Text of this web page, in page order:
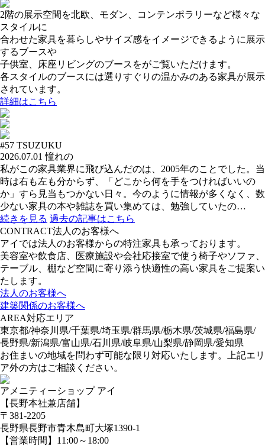
2階の展示空間を北欧、モダン、コンテンポラリーなど様々な
スタイルに
合わせた家具を暮らしやサイズ感をイメージできるように展示
するブースや
子供室、床座リビングのブースをがご覧いただけます。
各スタイルのブースには選りすぐりの温かみのある家具が展示
されています。
詳細はこちら
#57 TSUZUKU
2026.07.01 憧れの
私がこの家具業界に飛び込んだのは、2005年のことでした。当
時は右も左も分からず、「どこから何を手をつければいいの
か」すら見当もつかない日々。今のように情報が多くなく、数
少ない家具の本や雑誌を買い集めては、勉強していたの…
続きを見る 過去の記事はこちら
CONTRACT法人のお客様へ
アイでは法人のお客様からの特注家具も承っております。
美容室や飲食店、医療施設や会社応接室で使う椅子やソファ、
テーブル、棚など空間に寄り添う快適性の高い家具をご提案い
たします。
法人のお客様へ
建築関係のお客様へ
AREA対応エリア
東京都/神奈川県/千葉県/埼玉県/群馬県/栃木県/茨城県/福島県/
長野県/新潟県/富山県/石川県/岐阜県/山梨県/静岡県/愛知県
お住まいの地域を問わず可能な限り対応いたします。上記エリ
ア外の方はご相談ください。
アメニティーショップ アイ
【長野本社兼店舗】
〒381-2205
長野県長野市青木島町大塚1390-1
【営業時間】11:00～18:00